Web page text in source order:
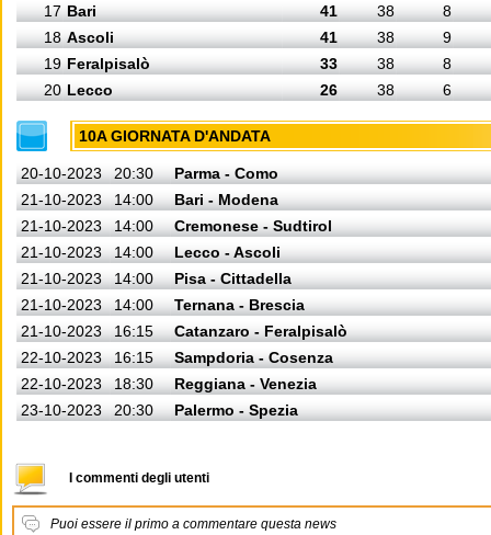
17 Bari 41 38
8
18 Ascoli 41 38
9
19 Feralpisalò 33 38
8
20 Lecco 26 38 6
10A GIORNATA D'ANDATA
20-10-2023 20:30
Parma - Como
21-10-2023
14:00
Bari - Modena
21-10-2023
14:00
Cremonese - Sudtirol
21-10-2023
14:00
Lecco - Ascoli
21-10-2023
14:00
Pisa - Cittadella
21-10-2023
14:00
Ternana - Brescia
21-10-2023
16:15
Catanzaro - Feralpisalò
22-10-2023
16:15
Sampdoria - Cosenza
22-10-2023
18:30
Reggiana - Venezia
23-10-2023
20:30 Palermo - Spezia
I commenti degli utenti
Puoi essere il primo a commentare questa news